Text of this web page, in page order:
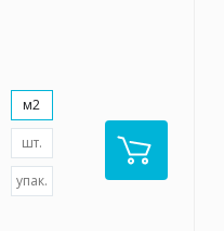
м2
шт.
упак.